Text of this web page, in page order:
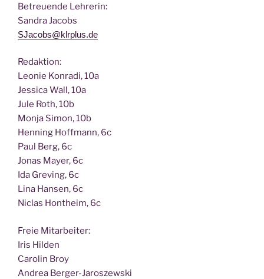
Betreu­en­de Lehrerin:
San­dra Jacobs
SJacobs@klrplus.de
Redak­ti­on:
Leo­nie Kon­ra­di, 10a
Jes­si­ca Wall, 10a
Jule Roth, 10b
Mon­ja Simon, 10b
Hen­ning Hoff­mann, 6c
Paul Berg, 6c
Jonas May­er, 6c
Ida Gre­ving, 6c
Lina Han­sen, 6c
Nic­las Hont­heim, 6c
Freie Mit­ar­bei­ter:
Iris Hilden
Caro­lin Broy
Andrea Berger-Jaroszewski